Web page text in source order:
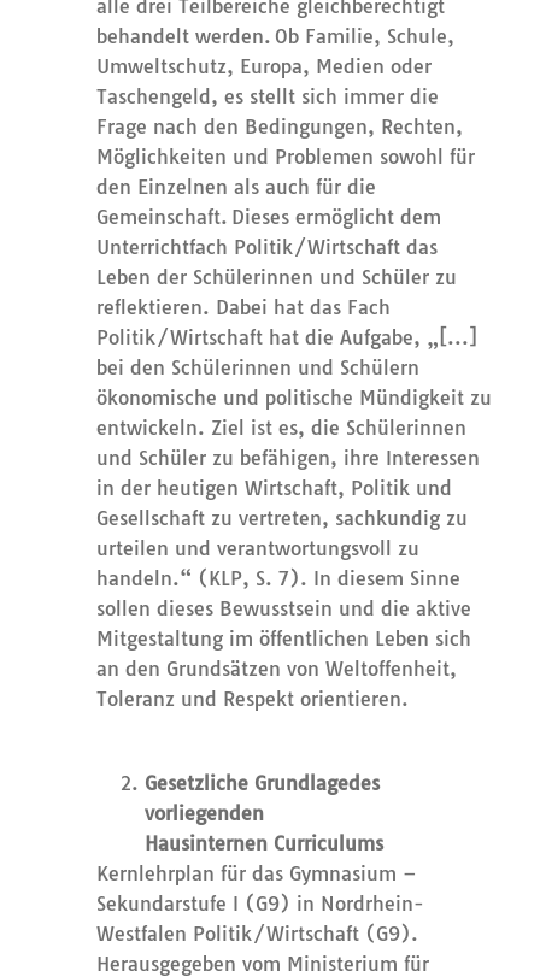
alle drei Teilbereiche gleichberechtigt
behandelt werden. Ob Familie, Schule,
Umweltschutz, Europa, Medien oder
Taschengeld, es stellt sich immer die
Frage nach den Bedingungen, Rechten,
Möglichkeiten und Problemen sowohl für
den Einzelnen als auch für die
Gemeinschaft. Dieses ermöglicht dem
Unterrichtfach Politik/Wirtschaft das
Leben der Schülerinnen und Schüler zu
reflektieren. Dabei hat das Fach
Politik/Wirtschaft hat die Aufgabe, „[...]
bei den Schülerinnen und Schülern
ökonomische und politische Mündigkeit zu
entwickeln. Ziel ist es, die Schülerinnen
und Schüler zu befähigen, ihre Interessen
in der heutigen Wirtschaft, Politik und
Gesellschaft zu vertreten, sachkundig zu
urteilen und verantwortungsvoll zu
handeln.“ (KLP, S. 7). In diesem Sinne
sollen dieses Bewusstsein und die aktive
Mitgestaltung im öffentlichen Leben sich
an den Grundsätzen von Weltoffenheit,
Toleranz und Respekt orientieren.
Gesetzliche Grundlagedes
vorliegenden
Hausinternen Curriculums
Kernlehrplan für das Gymnasium –
Sekundarstufe I (G9) in Nordrhein-
Westfalen Politik/Wirtschaft (G9).
Herausgegeben vom Ministerium für